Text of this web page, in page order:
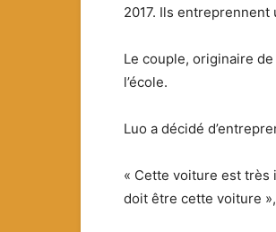
2017. Ils
Le couple, originaire
l’école.
Luo a décidé
« Cette voiture est très
doit être cette voiture